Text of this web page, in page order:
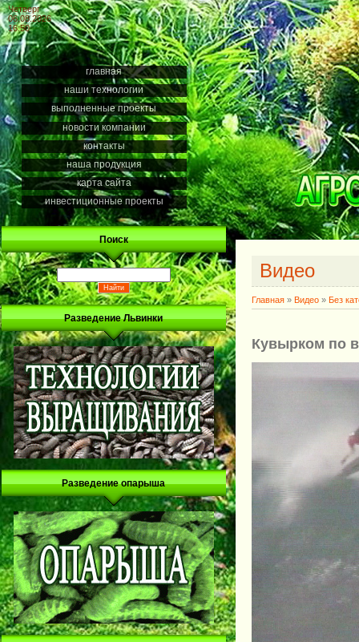
Четверг
06.08.2026
16:50
главная
наши технологии
выполненные проекты
новости компании
контакты
наша продукция
карта сайта
инвестиционные проекты
Поиск
Разведение Львинки
Разведение опарыша
Видео
Главная » Видео » Без
Кувырком по